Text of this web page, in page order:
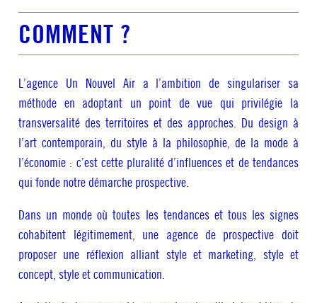
COMMENT ?
L’agence Un Nouvel Air a l’ambition de singulariser sa
méthode en adoptant un point de vue qui privilégie la
transversalité des territoires et des approches. Du design à
l’art contemporain, du style à la philosophie, de la mode à
l’économie : c’est cette pluralité d’influences et de tendances
qui fonde notre démarche prospective.
Dans un monde où toutes les tendances et tous les signes
cohabitent légitimement, une agence de prospective doit
proposer une réflexion alliant style et marketing, style et
concept, style et communication.